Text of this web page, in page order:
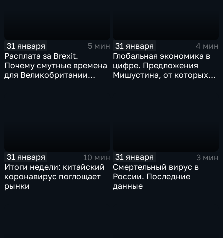
31 января
5 мин
Расплата за Brexit.
Почему смутные времена
для Великобритании
31 января
4 мин
Глобальная экономика в
цифре. Предложения
Мишустина, от которых
31 января
10 мин
Итоги недели: китайский
коронавирус поглощает
рынки
31 января
3 мин
Смертельный вирус в
России. Последние
данные